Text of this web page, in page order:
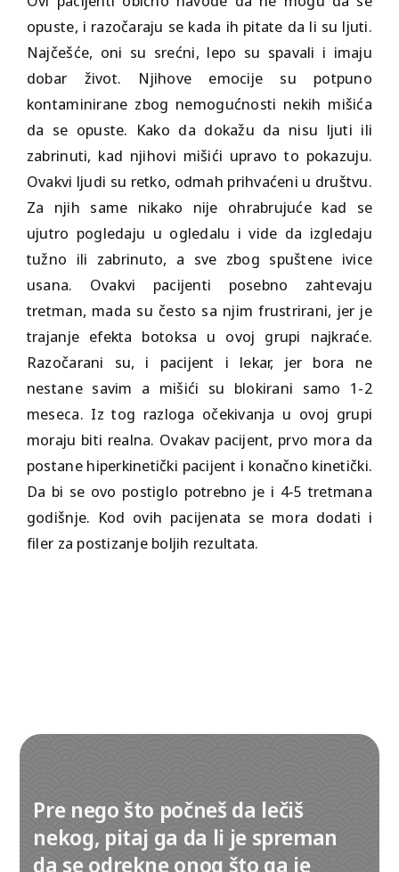
opuste, i razočaraju se kada ih pitate da li su ljuti.
Najčešće, oni su srećni, lepo su spavali i imaju
dobar život. Njihove emocije su potpuno
kontaminirane zbog nemogućnosti nekih mišića
da se opuste. Kako da dokažu da nisu ljuti ili
zabrinuti, kad njihovi mišići upravo to pokazuju.
Ovakvi ljudi su retko, odmah prihvaćeni u društvu.
Za njih same nikako nije ohrabrujuće kad se
ujutro pogledaju u ogledalu i vide da izgledaju
tužno ili zabrinuto, a sve zbog spuštene ivice
usana. Ovakvi pacijenti posebno zahtevaju
tretman, mada su često sa njim frustrirani, jer je
trajanje efekta botoksa u ovoj grupi najkraće.
Razočarani su, i pacijent i lekar, jer bora ne
nestane savim a mišići su blokirani samo 1-2
meseca. Iz tog razloga očekivanja u ovoj grupi
moraju biti realna. Ovakav pacijent, prvo mora da
postane hiperkinetički pacijent i konačno kinetički.
Da bi se ovo postiglo potrebno je i 4-5 tretmana
godišnje. Kod ovih pacijenata se mora dodati i
filer za postizanje boljih rezultata.
Pre nego što počneš da lečiš
nekog, pitaj ga da li je spreman
da se odrekne onog što ga je
+381 (0)63 1 156 157
011 22 743 12